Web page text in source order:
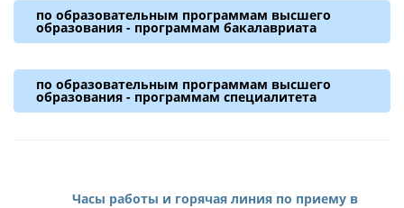
по образовательным программам высшего
образования - программам бакалавриата
Строительство
по образовательным программам высшего
образования - программам специалитета
Эксплуатация главной судовой двигательной
Часы работы и горячая линия по приему в